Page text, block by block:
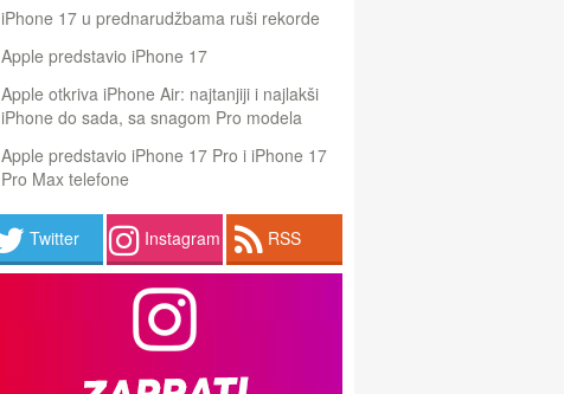
iPhone 17 u prednarudžbama ruši rekorde
Apple predstavio iPhone 17
Apple otkriva iPhone Air: najtanjiji i najlakši
iPhone do sada, sa snagom Pro modela
Apple predstavio iPhone 17 Pro i iPhone 17
Pro Max telefone
Twitter Instagram RSS